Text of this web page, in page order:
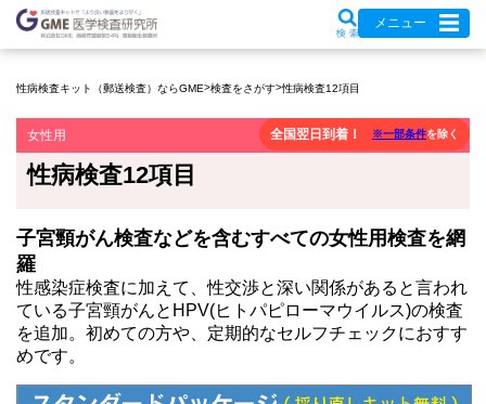
メニュー
性病検査キット（郵送検査）ならGME>検査をさがす>性病検査12項目
女性用
性病検査12項目
全国翌日到着！ ※一部条件を除く
子宮頸がん検査などを含むすべての女性用検査を網
羅
性感染症検査に加えて、性交渉と深い関係があると言われ
ている子宮頸がんとHPV(ヒトパピローマウイルス)の検査
を追加。初めての方や、定期的なセルフチェックにおすす
めです。